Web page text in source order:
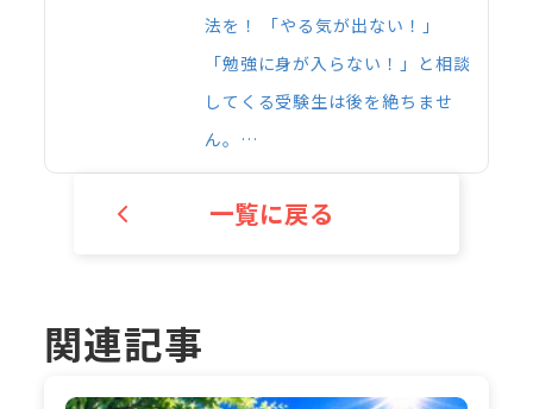
法を！ 「やる気が出ない！」
「勉強に身が入らない！」と相談
してくる受験生は後を絶ちませ
ん。…
一覧に戻る
関連記事